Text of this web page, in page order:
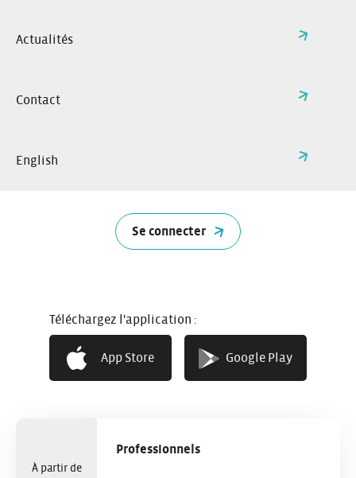
Actualités
Contact
English
Se connecter
Téléchargez l'application :
App Store Google Play
5€
Une offre combinée pour vous déplacer au quotidien en
métro, bus, vélo et accéder facilement aux véhicules
partagés Citiz quand vous en avez besoin !
Pour les professionnels
À partir de
Professionnels